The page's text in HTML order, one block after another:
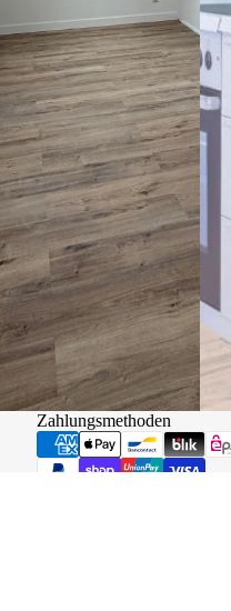
Zahlungsmethoden